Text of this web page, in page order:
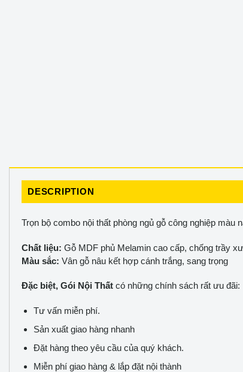
DESCRIPTION
Trọn bộ combo nội thất phòng ngủ gỗ công nghiệp màu
Chất liệu: Gỗ MDF phủ Melamin cao cấp, chống trầy
Màu sắc: Vân gỗ nâu kết hợp cánh trắng, sang trọng
Đặc biệt, Gói Nội Thất có những chính sách rất ưu đãi:
Tư vấn miễn phí.
Sản xuất giao hàng nhanh
Đặt hàng theo yêu cầu của quý khách.
Miễn phí giao hàng & lắp đặt nội thành